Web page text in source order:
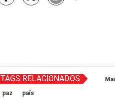
TAGS RELACIONADOS
paz
país